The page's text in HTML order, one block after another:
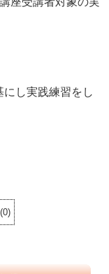
し実践練習をし
(0)